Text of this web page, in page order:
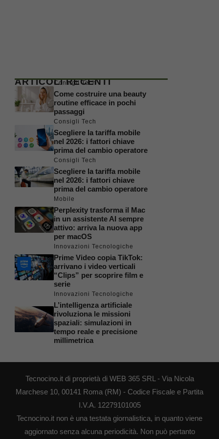
ARTICOLI RECENTI
Consigli Tech
Come costruire una beauty
routine efficace in pochi
passaggi
Consigli Tech
Scegliere la tariffa mobile
nel 2026: i fattori chiave
prima del cambio operatore
Consigli Tech
Scegliere la tariffa mobile
nel 2026: i fattori chiave
prima del cambio operatore
Mobile
Perplexity trasforma il Mac
in un assistente AI sempre
attivo: arriva la nuova app
per macOS
Innovazioni Tecnologiche
Prime Video copia TikTok:
arrivano i video verticali
“Clips” per scoprire film e
serie
Innovazioni Tecnologiche
L’intelligenza artificiale
rivoluziona le missioni
spaziali: simulazioni in
tempo reale e precisione
millimetrica
Tecnocino.it di proprietà di WEB 365 SRL - Via Nicola
Marchese 10, 00141 Roma (RM) - Codice Fiscale e Partita
I.V.A. 12279101005
Tecnocino.it non è una testata giornalistica, in quanto viene
aggiornato senza alcuna periodicità. Non può pertanto